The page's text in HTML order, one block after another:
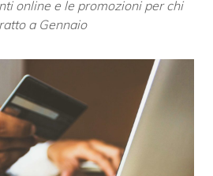
online e le promozioni per chi
a Gennaio